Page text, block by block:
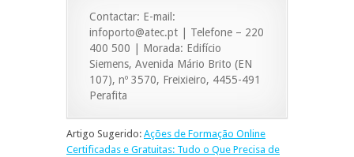
Contactar: E-mail:
infoporto@atec.pt | Telefone – 220
400 500 | Morada: Edifício
Siemens, Avenida Mário Brito (EN
107), nº 3570, Freixieiro, 4455-491
Perafita
Artigo Sugerido: Ações de Formação Online
Certificadas e Gratuitas: Tudo o Que Precisa de